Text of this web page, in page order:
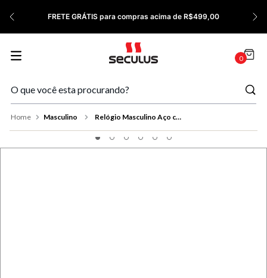
FRETE GRÁTIS para compras acima de R$499,00
0
Masculino Relógio Masculino Aço com Calendário Dourado
9º